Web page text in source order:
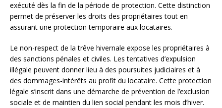
exécuté dès la fin de la période de protection. Cette distinction
permet de préserver les droits des propriétaires tout en
assurant une protection temporaire aux locataires.
Le non-respect de la trêve hivernale expose les propriétaires à
des sanctions pénales et civiles. Les tentatives d’expulsion
illégale peuvent donner lieu à des poursuites judiciaires et à
des dommages-intérêts au profit du locataire. Cette protection
légale s’inscrit dans une démarche de prévention de l’exclusion
sociale et de maintien du lien social pendant les mois d’hiver.